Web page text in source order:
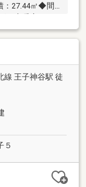
：27.44㎡◆間
床暖房あり
分◆オートロッ
子神谷」駅 徒
徒歩１２分◇
店」徒歩５分
丁目店」徒歩
院」徒歩７分
線 王子神谷駅 徒
５